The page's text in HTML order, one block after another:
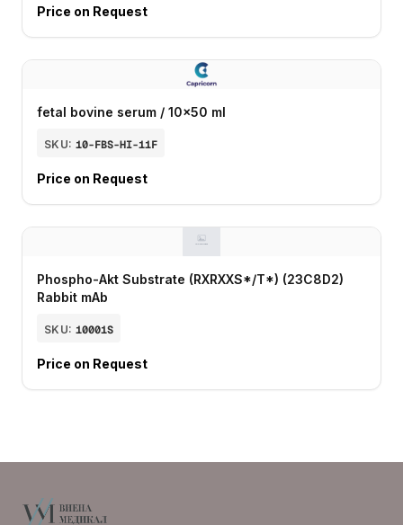
Price on Request
fetal bovine serum / 10x50 ml
SKU: 10-FBS-HI-11F
Price on Request
Phospho-Akt Substrate (RXRXXS*/T*) (23C8D2)
Rabbit mAb
SKU: 10001S
Price on Request